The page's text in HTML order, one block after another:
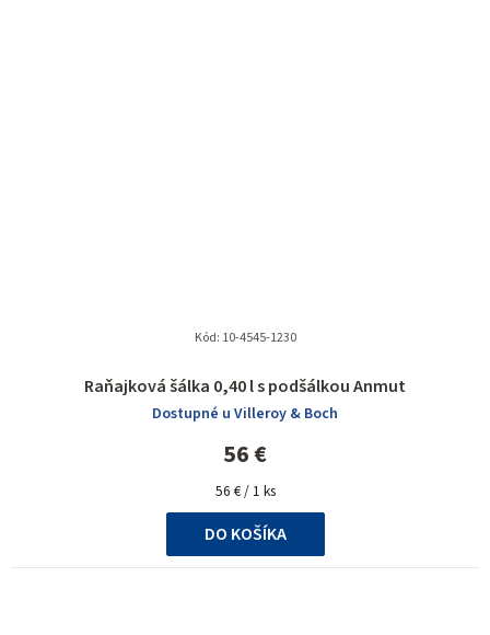
Raňajková šálka 0,40 l s podšálkou Anmut
Dostupné u Villeroy & Boch
56 €
Jednotková
cena:
56 € / 1 ks
DO KOŠÍKA
Kód: 10-4545-1230